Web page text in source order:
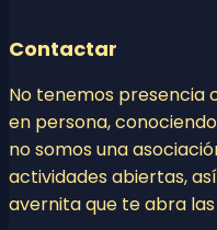
Contactar
No tenemos presencia
en persona,
no somos una
actividades abiertas,
avernita que te abra